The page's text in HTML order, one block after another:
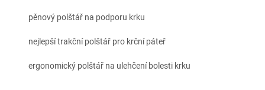
pěnový polštář na podporu krku
nejlepší trakční polštář pro krční páteř
ergonomický polštář na ulehčení bolesti krku